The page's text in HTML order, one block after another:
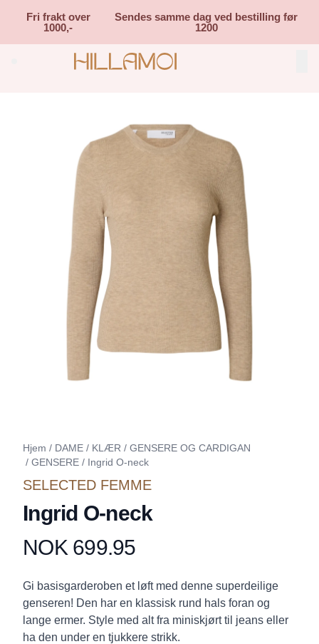
Fri frakt over
1000,-
Sendes samme dag ved bestilling før
1200
Search (⌘K)
Hjem / DAME / KLÆR / GENSERE OG CARDIGAN
/ GENSERE / Ingrid O-neck
SELECTED FEMME
Ingrid O-neck
Produktdetaljer
NOK 699.95
Description
Gi basisgarderoben et løft med denne superdeilige
genseren! Den har en klassisk rund hals foran og
lange ermer. Style med alt fra miniskjørt til jeans eller
ha den under en tjukkere strikk.